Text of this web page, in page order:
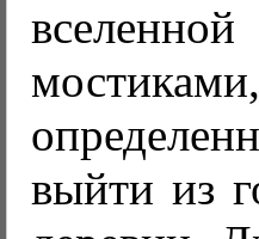
выйти из